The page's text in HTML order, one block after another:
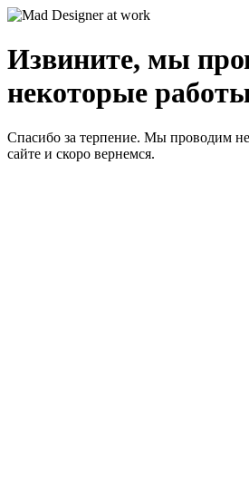
Извините, мы
некоторые
Спасибо за терпение. Мы проводим
сайте и скоро вернемся.